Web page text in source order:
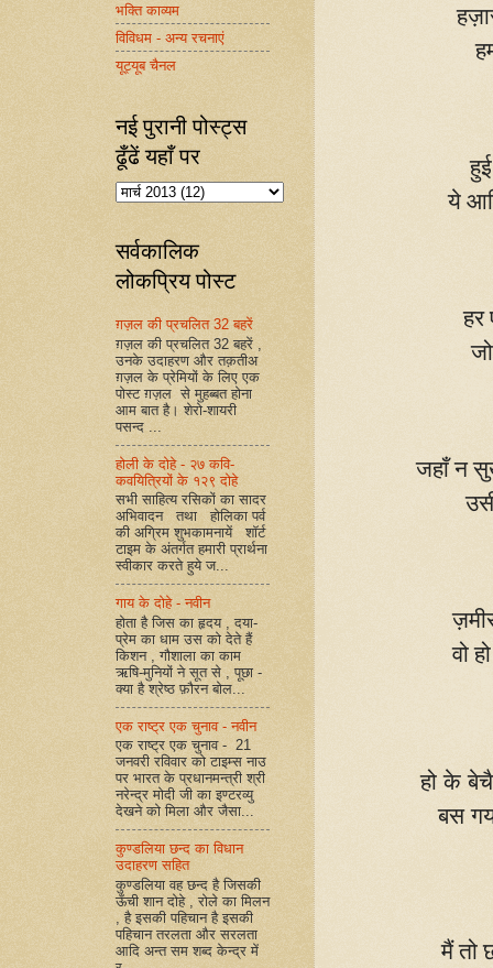
ये
हर
जहाँ न
वो
हो के
बस
मैं तो
भक्ति काव्यम
विविधम - अन्य रचनाएं
यूट्यूब चैनल
नई पुरानी पोस्ट्स
ढूँढें यहाँ पर
सर्वकालिक
लोकप्रिय पोस्ट
ग़ज़ल की प्रचलित 32 बहरें
ग़ज़ल की प्रचलित 32 बहरें ,
उनके उदाहरण और तक़तीअ
ग़ज़ल के प्रेमियों के लिए एक
पोस्ट ग़ज़ल से मुहब्बत होना
आम बात है। शेरो-शायरी
पसन्द ...
होली के दोहे - २७ कवि-
कवयित्रियों के १२९ दोहे
सभी साहित्य रसिकों का सादर
अभिवादन तथा होलिका पर्व
की अग्रिम शुभकामनायें शॉर्ट
टाइम के अंतर्गत हमारी प्रार्थना
स्वीकार करते हुये ज...
गाय के दोहे - नवीन
होता है जिस का हृदय , दया-
प्रेम का धाम उस को देते हैं
किशन , गौशाला का काम
ऋषि-मुनियों ने सूत से , पूछा -
क्या है श्रेष्ठ फ़ौरन बोल...
एक राष्ट्र एक चुनाव - नवीन
एक राष्ट्र एक चुनाव - 21
जनवरी रविवार को टाइम्स नाउ
पर भारत के प्रधानमन्त्री श्री
नरेन्द्र मोदी जी का इण्टरव्यु
देखने को मिला और जैसा...
कुण्डलिया छन्द का विधान
उदाहरण सहित
कुण्डलिया वह छन्द है जिसकी
ऊँची शान दोहे , रोले का मिलन
, है इसकी पहिचान है इसकी
पहिचान तरलता और सरलता
आदि अन्त सम शब्द केन्द्र में